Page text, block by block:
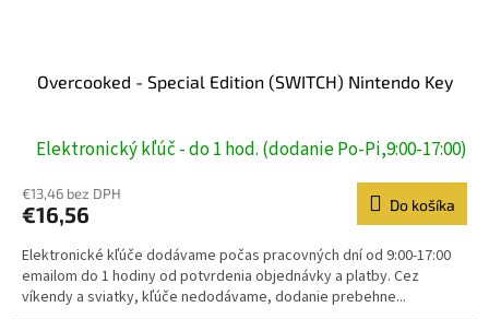
Overcooked - Special Edition (SWITCH) Nintendo Key
Elektronický kľúč - do 1 hod. (dodanie Po-Pi,9:00-17:00)
€13,46 bez DPH
€16,56 Do košíka
Elektronické kľúče dodávame počas pracovných dní od 9:00-17:00
emailom do 1 hodiny od potvrdenia objednávky a platby. Cez
víkendy a sviatky, kľúče nedodávame, dodanie prebehne...